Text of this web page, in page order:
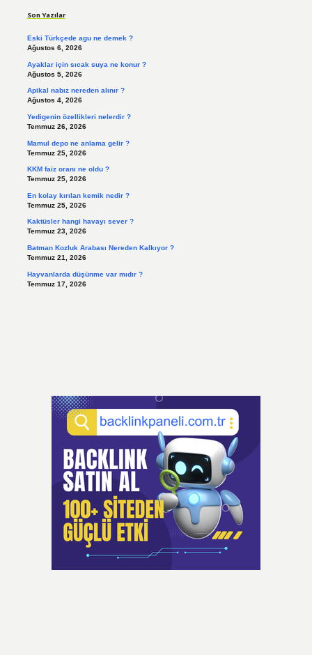
Son Yazılar
Eski Türkçede agu ne demek ?
Ağustos 6, 2026
Ayaklar için sıcak suya ne konur ?
Ağustos 5, 2026
Apikal nabız nereden alınır ?
Ağustos 4, 2026
Yedigenin özellikleri nelerdir ?
Temmuz 26, 2026
Mamul depo ne anlama gelir ?
Temmuz 25, 2026
KKM faiz oranı ne oldu ?
Temmuz 25, 2026
En kolay kırılan kemik nedir ?
Temmuz 25, 2026
Kaktüsler hangi havayı sever ?
Temmuz 23, 2026
Batman Kozluk Arabası Nereden Kalkıyor ?
Temmuz 21, 2026
Hayvanlarda düşünme var mıdır ?
Temmuz 17, 2026